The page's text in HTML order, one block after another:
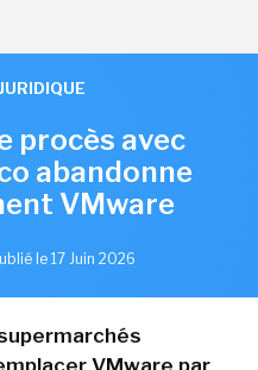
procès avec
abandonne
VMware
le 17 Juin 2026
VMware par